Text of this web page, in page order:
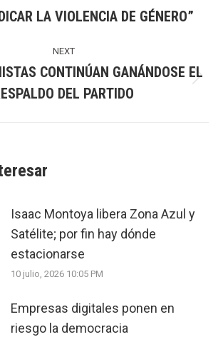
post:
LA VIOLENCIA DE GÉNERO”
NEXT
post:
CONTINÚAN GANÁNDOSE EL
DEL PARTIDO
Isaac Montoya libera Zona Azul y
Satélite; por fin hay dónde
estacionarse
10 julio, 2026 10:05 PM
Empresas digitales ponen en
riesgo la democracia